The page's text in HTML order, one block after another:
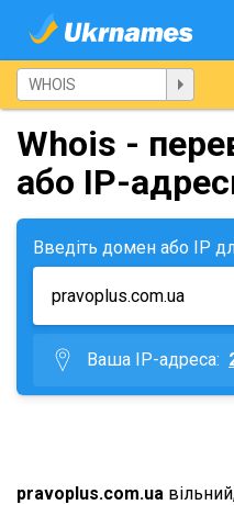
Whois -
або IP-
Введіть домен або IP
Ваша IP-адреса:
pravoplus.com.ua